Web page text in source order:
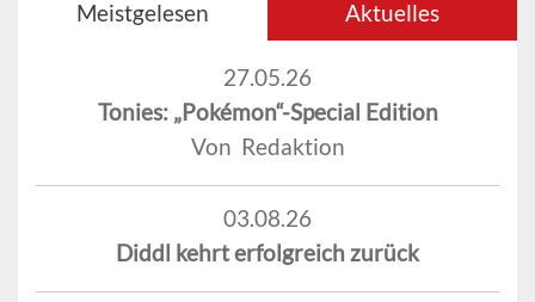
Meistgelesen Aktuelles
27.05.26
Tonies: „Pokémon“-Special Edition
Von Redaktion
03.08.26
Diddl kehrt erfolgreich zurück